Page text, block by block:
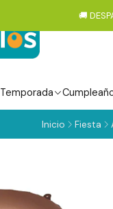
Temporada
🚚
Inicio Fiesta